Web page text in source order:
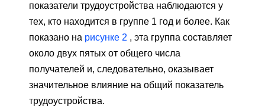
показатели трудоустройства наблюдаются у
тех, кто находится в группе 1 год и более. Как
показано на рисунке 2 , эта группа составляет
около двух пятых от общего числа
получателей и, следовательно, оказывает
значительное влияние на общий показатель
трудоустройства.